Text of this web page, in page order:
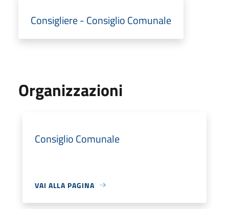
Consigliere - Consiglio Comunale
Organizzazioni
Consiglio Comunale
VAI ALLA PAGINA